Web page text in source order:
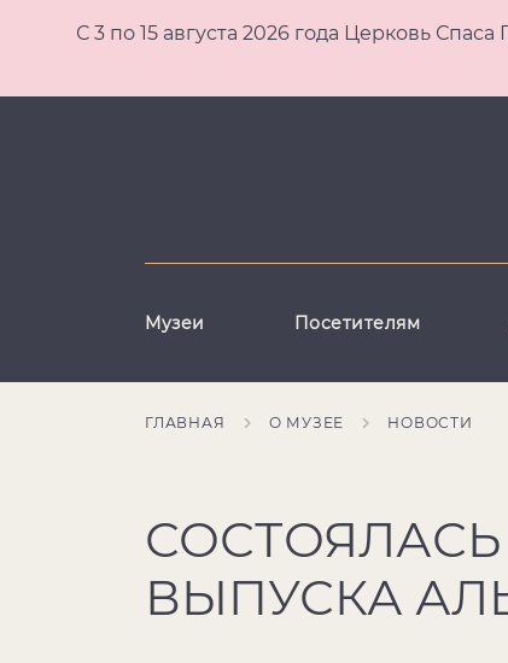
С 3 по 15 августа 2026 года Церковь
Музеи Посетителям
ГЛАВНАЯ О МУЗЕЕ НОВОСТИ
ВЫПУСКА